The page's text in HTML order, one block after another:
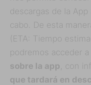
descargas de la
cabo. De esta
(ETA: Tiempo
podremos acceder a
sobre la app , con
que tardará en